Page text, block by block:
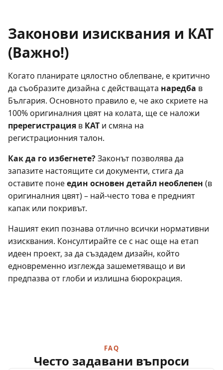
Законови изисквания и КАТ
(Важно!)
Когато планирате цялостно облепване, е критично
да съобразите дизайна с действащата наредба в
България. Основното правило е, че ако скриете на
100% оригиналния цвят на колата, ще се наложи
пререгистрация в КАТ и смяна на
регистрационния талон.
Как да го избегнете?Законът позволява да
запазите настоящите си документи, стига да
оставите понеедин основен детайл необлепен (в
оригиналния цвят) – най-често това е предният
капак или покривът.
Нашият екип познава отлично всички нормативни
изисквания. Консултирайте се с нас още на етап
идеен проект, за да създадем дизайн, който
едновременно изглежда зашеметяващо и ви
предпазва от глоби и излишна бюрокрация.
FAQ
Често задавани въпроси